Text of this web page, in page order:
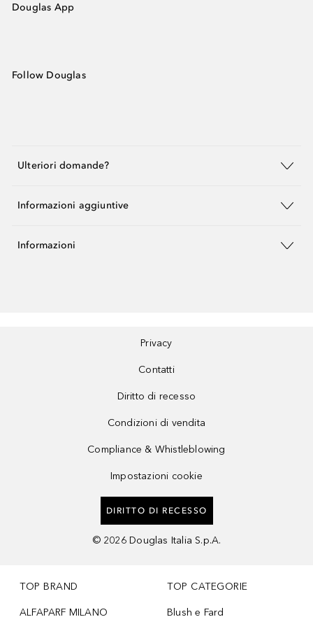
Douglas App
Follow Douglas
Ulteriori domande?
Informazioni aggiuntive
Informazioni
Privacy
Contatti
Diritto di recesso
Condizioni di vendita
Compliance & Whistleblowing
Impostazioni cookie
DIRITTO DI RECESSO
© 2026 Douglas Italia S.p.A.
TOP BRAND
ALFAPARF MILANO
TOP CATEGORIE
Blush e Fard